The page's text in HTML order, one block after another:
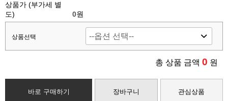
상품가 (부가세 별
도)
0원
상품선택
총 상품 금액 0 원
바로 구매하기 장바구니 관심상품